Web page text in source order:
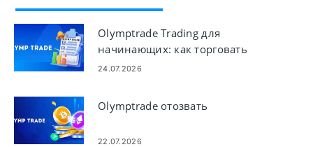
Olymptrade Trading для
начинающих: как торговать
24.07.2026
Olymptrade отозвать
22.07.2026